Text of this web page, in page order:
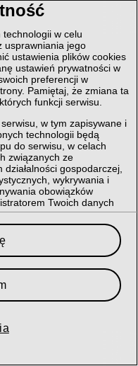
w celu
usprawniania jego
ustawienia plików cookies
ustawień prywatności w
preferencji w
Pamiętaj, że zmiana ta
funkcji serwisu.
w tym zapisywane i
technologii będą
do serwisu, w celach
związanych ze
gospodarczej,
wykrywania i
obowiązków
Twoich danych
ich usunięcia,
sprzeciwu, sprostowania
stanowiły podstawę
danych oraz
dotyczące plików cookies
Polityce Prywatności